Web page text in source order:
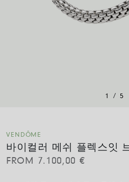
1 / 5
VENDÔME
바이컬러 메쉬 플렉스잇
FROM 7.100,00 €